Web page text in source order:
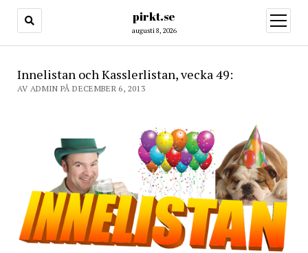
pirkt.se
augusti 8, 2026
öppna
meny
Innelistan och Kasslerlistan, vecka 49:
AV ADMIN PÅ DECEMBER 6, 2013